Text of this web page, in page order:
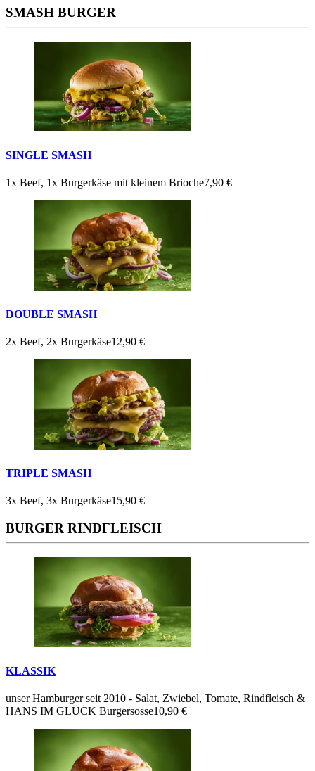
SMASH BURGER
SINGLE SMASH
1x Beef, 1x Burgerkäse mit kleinem Brioche7,90 €
DOUBLE SMASH
2x Beef, 2x Burgerkäse12,90 €
TRIPLE SMASH
3x Beef, 3x Burgerkäse15,90 €
BURGER RINDFLEISCH
KLASSIK
unser Hamburger seit 2010 - Salat, Zwiebel, Tomate, Rindfleisch &
HANS IM GLÜCK Burgersosse10,90 €